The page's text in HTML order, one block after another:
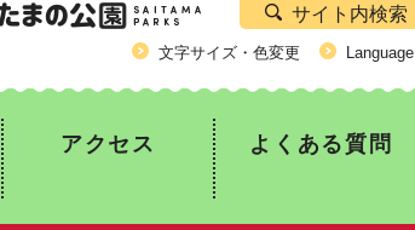
サイト内検索
文字サイズ・色変更 Language
アクセス よくある質問